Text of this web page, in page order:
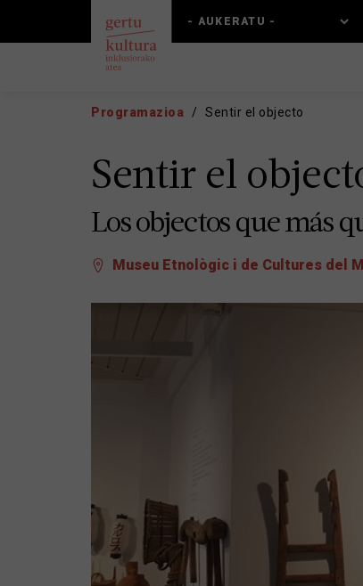
main
main
Programazioa Sentir el objecto
Sentir el
Los objectos que más
Museu Etnològic i de Cultures del